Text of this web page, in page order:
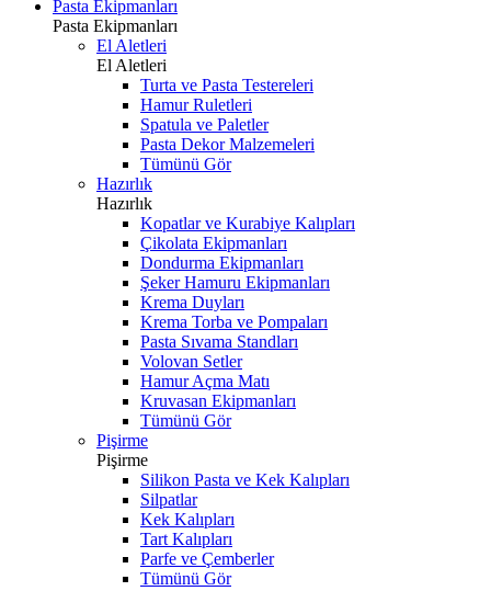
Pasta Ekipmanları
Pasta Ekipmanları
El Aletleri
El Aletleri
Turta ve Pasta Testereleri
Hamur Ruletleri
Spatula ve Paletler
Pasta Dekor Malzemeleri
Tümünü Gör
Hazırlık
Hazırlık
Kopatlar ve Kurabiye Kalıpları
Çikolata Ekipmanları
Dondurma Ekipmanları
Şeker Hamuru Ekipmanları
Krema Duyları
Krema Torba ve Pompaları
Pasta Sıvama Standları
Volovan Setler
Hamur Açma Matı
Kruvasan Ekipmanları
Tümünü Gör
Pişirme
Pişirme
Silikon Pasta ve Kek Kalıpları
Silpatlar
Kek Kalıpları
Tart Kalıpları
Parfe ve Çemberler
Tümünü Gör